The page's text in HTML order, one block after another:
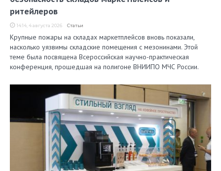
ритейлеров
14:14, 4 августа 2026 Статьи
Крупные пожары на складах маркетплейсов вновь показали,
насколько уязвимы складские помещения с мезонинами. Этой
теме была посвящена Всероссийская научно-практическая
конференция, прошедшая на полигоне ВНИИПО МЧС России.